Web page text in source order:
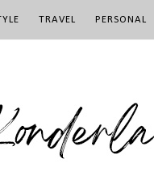
TRAVEL PERSONAL